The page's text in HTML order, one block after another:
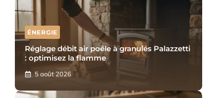
ÉNERGIE
Réglage débit air poêle à granulés Palazzetti
: optimisez la flamme
5 août 2026